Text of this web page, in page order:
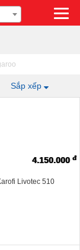
Sắp xếp
4.150.000 đ
Livotec 510